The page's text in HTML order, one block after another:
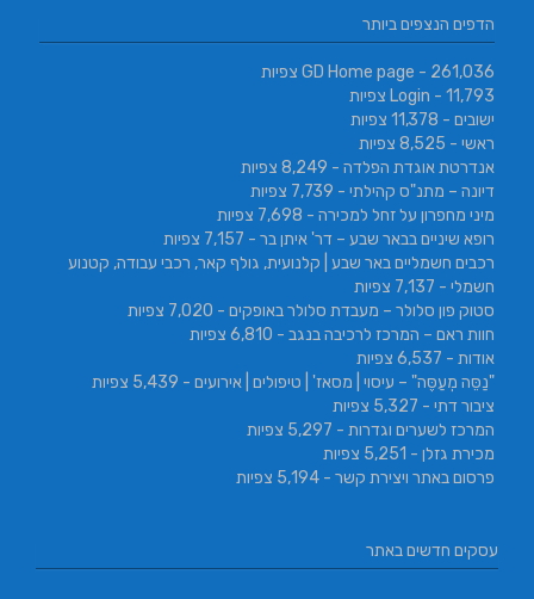
הדפים הנצפים ביותר
GD Home page - 261,036 צפיות
Login - 11,793 צפיות
ישובים - 11,378 צפיות
ראשי - 8,525 צפיות
אנדרטת אוגדת הפלדה - 8,249 צפיות
דיונה – מתנ"ס קהילתי - 7,739 צפיות
מיני מחפרון על זחל למכירה - 7,698 צפיות
רופא שיניים בבאר שבע – דר' איתן בר - 7,157 צפיות
רכבים חשמליים באר שבע | קלנועית, גולף קאר, רכבי עבודה, קטנוע
חשמלי - 7,137 צפיות
סטוק פון סלולר – מעבדת סלולר באופקים - 7,020 צפיות
חוות ראם – המרכז לרכיבה בנגב - 6,810 צפיות
אודות - 6,537 צפיות
"נַסֵּה מְעַסֶּה" – עיסוי | מסאז' | טיפולים | אירועים - 5,439 צפיות
ציבור דתי - 5,327 צפיות
המרכז לשערים וגדרות - 5,297 צפיות
מכירת גזלן - 5,251 צפיות
פרסום באתר ויצירת קשר - 5,194 צפיות
עסקים חדשים באתר